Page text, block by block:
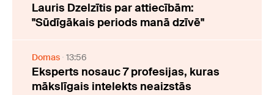
Lauris Dzelzītis par attiecībām:
"Sūdīgākais periods manā dzīvē"
Domas 13:56
Eksperts nosauc 7 profesijas, kuras
mākslīgais intelekts neaizstās